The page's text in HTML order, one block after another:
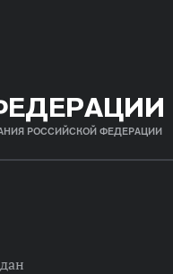
РОССИЙСКОЙ ФЕДЕРАЦИИ